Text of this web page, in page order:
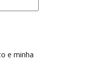
e minha